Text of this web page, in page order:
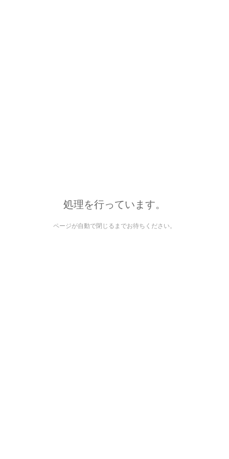
処理を行っています。
ページが自動で閉じるまでお待ちください。